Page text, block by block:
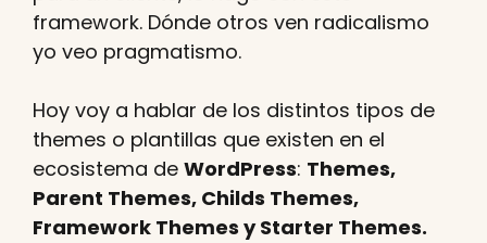
framework. Dónde otros ven radicalismo
yo veo pragmatismo.
Hoy voy a hablar de los distintos tipos de
themes o plantillas que existen en el
ecosistema de WordPress: Themes,
Parent Themes, Childs Themes,
Framework Themes y Starter Themes.